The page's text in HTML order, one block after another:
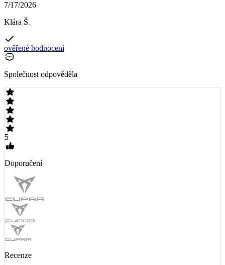
7/17/2026
Klára Š.
ověřené hodnocení
Společnost odpověděla
5
Doporučení
Recenze